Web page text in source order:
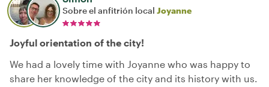
Sobre el anfitrión local Joyanne
Joyful orientation of the city!
We had a lovely time with Joyanne who was happy to
share her knowledge of the city and its history with us.